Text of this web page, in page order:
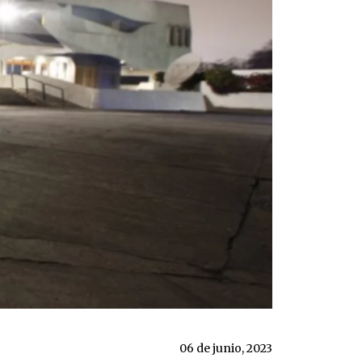
06 de junio, 2023